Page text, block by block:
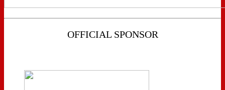
OFFICIAL SPONSOR